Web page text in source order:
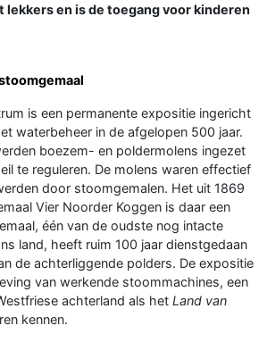
en is de toegang voor kinderen
is een permanente expositie ingericht
waterbeheer in de afgelopen 500 jaar.
boezem- en poldermolens ingezet
te reguleren. De molens waren effectief
door stoomgemalen. Het uit 1869
Vier Noorder Koggen is daar een
één van de oudste nog intacte
land, heeft ruim 100 jaar dienstgedaan
de achterliggende polders. De expositie
van werkende stoommachines, een
achterland als het Land van
kennen.